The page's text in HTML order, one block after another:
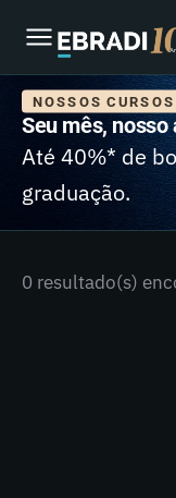
NOSSOS CURSOS
Seu mês, nosso
Até 40%* de
graduação.
0 resultado(s)